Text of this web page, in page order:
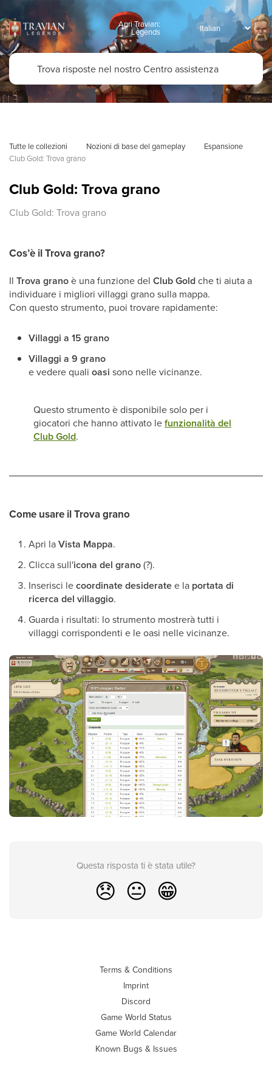
Apri Travian:
Legends
Tutte le collezioni Nozioni di base del gameplay
Espansione
Club Gold: Trova grano
Club Gold: Trova grano
Club Gold: Trova grano
Cos’è il Trova grano?
Il Trova granoè una funzione del Club Goldche ti aiuta a
individuare i migliori villaggi grano sulla mappa.
Con questo strumento, puoi trovare rapidamente:
Villaggi a 15 grano
Villaggi a 9 grano
e vedere quali oasi sono nelle vicinanze.
Questo strumento è disponibile solo per i
giocatori che hanno attivato lefunzionalità del
Club Gold.
Come usare il Trova grano
Apri laVista Mappa.
Clicca sull'icona del grano(?).
Inserisci lecoordinate desideratee la portata di
ricerca del villaggio.
Guarda i risultati: lo strumento mostrerà tutti i
villaggi corrispondenti e le oasi nelle vicinanze.
Questa risposta ti è stata utile?
😞 😐 😁
Terms & Conditions
Imprint
Discord
Game World Status
Game World Calendar
Known Bugs & Issues